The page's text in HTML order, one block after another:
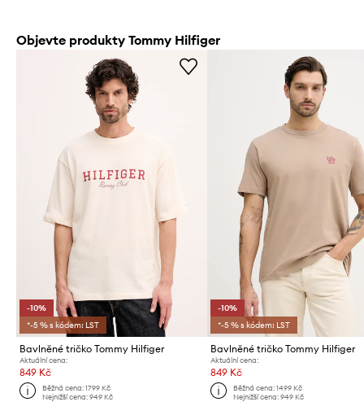
Objevte produkty Tommy Hilfiger
-10%
*-5 % s kódem: LST
Bavlněné tričko Tommy Hilfiger
Aktuální cena:
849 Kč
Běžná cena:1799 Kč
Nejnižší cena:949 Kč
-10%
*-5 % s kódem: LST
Bavlněné tričko Tommy Hilfiger
Aktuální cena:
849 Kč
Běžná cena: 1499 Kč
Nejnižší cena: 949 Kč